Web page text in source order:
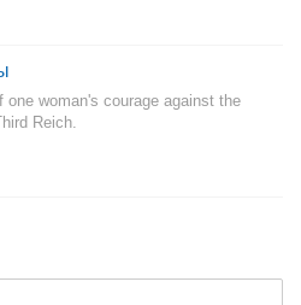
one woman's courage against the
Reich.